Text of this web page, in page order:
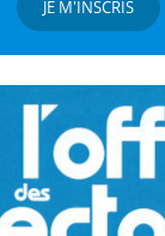
JE M'INSCRIS